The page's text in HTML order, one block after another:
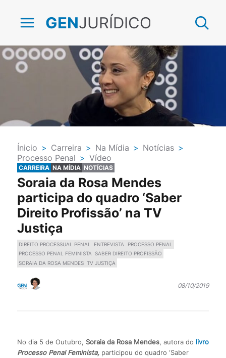
GENJURÍDICO
Ínicio > Carreira > Na Mídia > Notícias >
Processo Penal > Vídeo
CARREIRA NA MÍDIA NOTÍCIAS
Soraia da Rosa Mendes
participa do quadro ‘Saber
Direito Profissão’ na TV
Justiça
DIREITO PROCESSUAL PENAL ENTREVISTA
PROCESSO PENAL
PROCESSO PENAL FEMINISTA SABER DIREITO PROFISSÃO
SORAIA DA ROSA MENDES TV JUSTIÇA
08/10/2019
No dia 5 de Outubro, Soraia da Rosa Mendes, autora do livro
Processo Penal Feminista, participou do quadro ‘Saber